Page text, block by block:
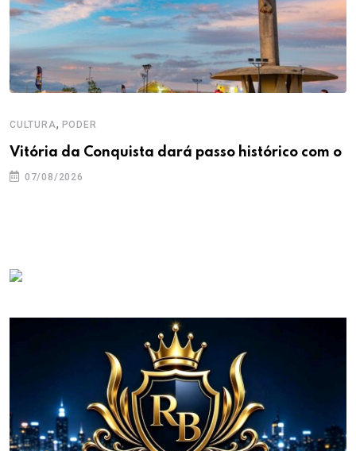
CULTURA, PODER
Vitória da Conquista dará passo histórico com o
07/08/2026